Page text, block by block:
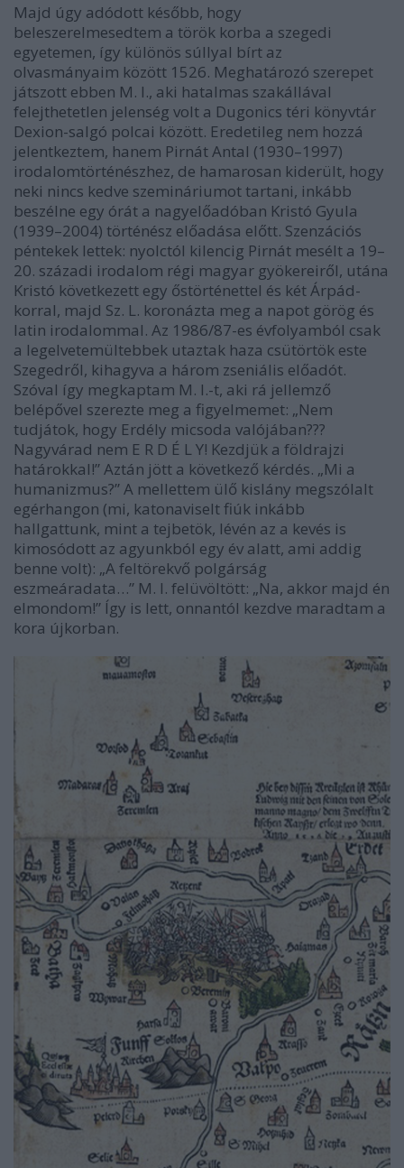
Majd úgy adódott később, hogy
beleszerelmesedtem a török korba a szegedi
egyetemen, így különös súllyal bírt az
olvasmányaim között 1526. Meghatározó szerepet
játszott ebben M. I., aki hatalmas szakállával
felejthetetlen jelenség volt a Dugonics téri könyvtár
Dexion-salgó polcai között. Eredetileg nem hozzá
jelentkeztem, hanem Pirnát Antal (1930–1997)
irodalomtörténészhez, de hamarosan kiderült, hogy
neki nincs kedve szemináriumot tartani, inkább
beszélne egy órát a nagyelőadóban Kristó Gyula
(1939–2004) történész előadása előtt. Szenzációs
péntekek lettek: nyolctól kilencig Pirnát mesélt a 19–
20. századi irodalom régi magyar gyökereiről, utána
Kristó következett egy őstörténettel és két Árpád-
korral, majd Sz. L. koronázta meg a napot görög és
latin irodalommal. Az 1986/87-es évfolyamból csak
a legelvetemültebbek utaztak haza csütörtök este
Szegedről, kihagyva a három zseniális előadót.
Szóval így megkaptam M. I.-t, aki rá jellemző
belépővel szerezte meg a figyelmemet: „Nem
tudjátok, hogy Erdély micsoda valójában???
Nagyvárad nem E R D É L Y! Kezdjük a földrajzi
határokkal!” Aztán jött a következő kérdés. „Mi a
humanizmus?” A mellettem ülő kislány megszólalt
egérhangon (mi, katonaviselt fiúk inkább
hallgattunk, mint a tejbetök, lévén az a kevés is
kimosódott az agyunkból egy év alatt, ami addig
benne volt): „A feltörekvő polgárság
eszmeáradata…” M. I. felüvöltött: „Na, akkor majd én
elmondom!” Így is lett, onnantól kezdve maradtam a
kora újkorban.